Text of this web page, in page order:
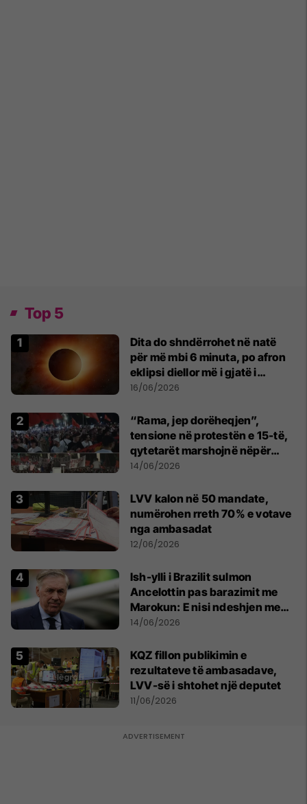
Top 5
Dita do shndërrohet në natë
për më mbi 6 minuta, po afron
eklipsi diellor më i gjatë i
shekullit të 21-të
16/06/2026
“Rama, jep dorëheqjen”,
tensione në protestën e 15-të,
qytetarët marshojnë nëpër
kryeqytet
14/06/2026
LVV kalon në 50 mandate,
numërohen rreth 70% e votave
nga ambasadat
12/06/2026
Ish-ylli i Brazilit sulmon
Ancelottin pas barazimit me
Marokun: E nisi ndeshjen me
formacionin e gabuar
14/06/2026
KQZ fillon publikimin e
rezultateve të ambasadave,
LVV-së i shtohet një deputet
11/06/2026